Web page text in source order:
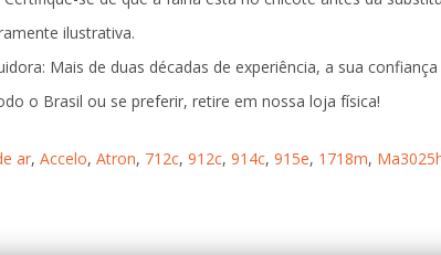
ilustrativa.
Mais de duas décadas de experiência, a sua
o Brasil ou se preferir, retire em nossa loja física!
ar, Accelo, Atron, 712c, 912c, 914c, 915e, 1718m,